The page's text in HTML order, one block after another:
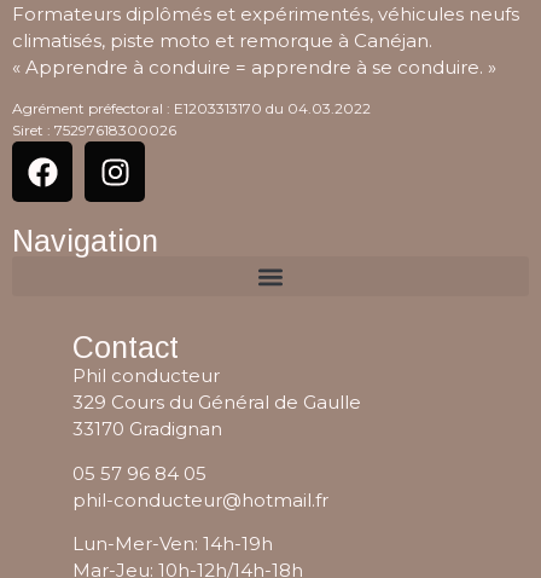
Formateurs diplômés et expérimentés, véhicules neufs
climatisés, piste moto et remorque à Canéjan.
« Apprendre à conduire = apprendre à se conduire. »
Agrément préfectoral : E1203313170 du 04.03.2022
Siret : 75297618300026
Navigation
Contact
Phil conducteur
329 Cours du Général de Gaulle
33170 Gradignan
05 57 96 84 05
phil-conducteur@hotmail.fr
Lun-Mer-Ven: 14h-19h
Mar-Jeu: 10h-12h/14h-18h